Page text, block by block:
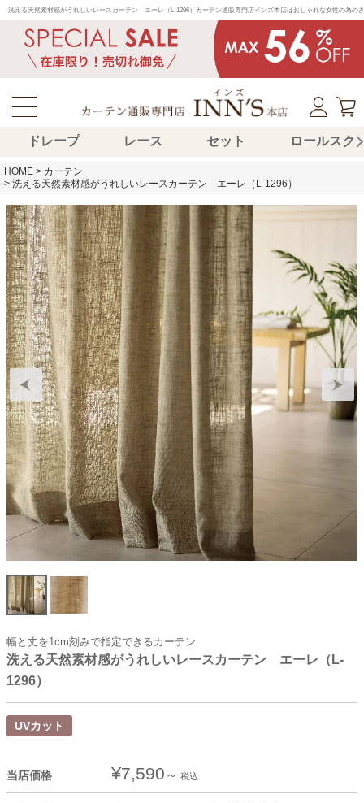
洗える天然素材感がうれしいレースカーテン　エーレ（L-1296）カーテン通販専門店インズ本店はおしゃれな女性の為の
ドレープ レース セット ロールスク
HOME
カーテン
洗える天然素材感がうれしいレースカーテン エーレ（L-1296）
幅と丈を1cm刻みで指定できるカーテン
洗える天然素材感がうれしいレースカーテン エーレ（L-
1296）
UVカット
当店価格 ¥7,590 税込